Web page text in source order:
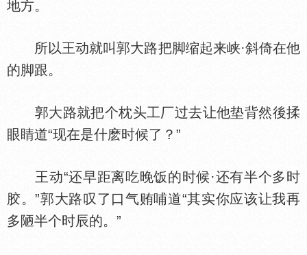
地方。
所以王动就叫郭大路把脚缩起来峡·斜倚在他
的脚跟。
郭大路就把个枕头工厂过去让他垫背然後揉
眼睛道“现在是什麽时候了？”
王动“还早距离吃晚饭的时候·还有半个多时
胶。”郭大路叹了口气贿哺道“其实你应该让我再
多陋半个时辰的。”